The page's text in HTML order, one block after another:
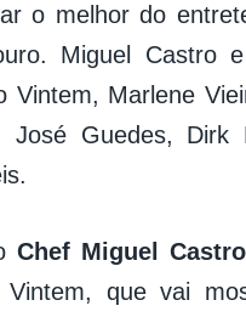
o melhor do
Miguel Castro
Marlene
José Guedes, Dirk
Chef Miguel
que vai